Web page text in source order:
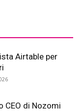
Airtable per
CEO di Nozomi